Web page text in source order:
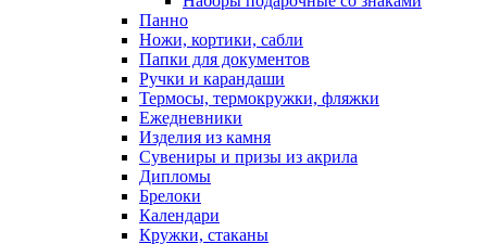
Панно
Ножи, кортики, сабли
Папки для документов
Ручки и карандаши
Термосы, термокружки, фляжки
Ежедневники
Изделия из камня
Сувениры и призы из акрила
Дипломы
Брелоки
Календари
Кружки, стаканы